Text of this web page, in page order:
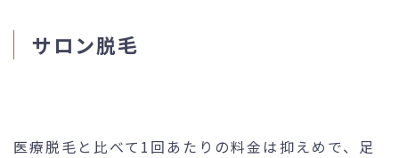
サロン脱毛
医療脱毛と比べて1回あたりの料金は抑えめで、足